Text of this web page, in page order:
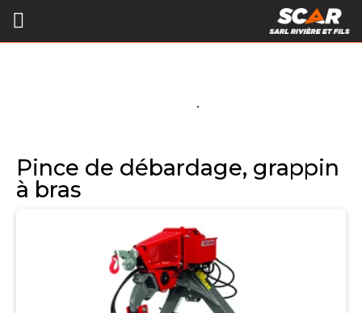
Pince de débardage, grappin
à bras